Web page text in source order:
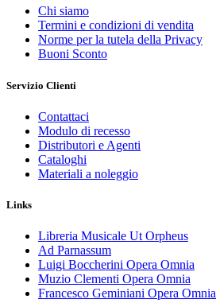
Chi siamo
Termini e condizioni di vendita
Norme per la tutela della Privacy
Buoni Sconto
Servizio Clienti
Contattaci
Modulo di recesso
Distributori e Agenti
Cataloghi
Materiali a noleggio
Links
Libreria Musicale Ut Orpheus
Ad Parnassum
Luigi Boccherini Opera Omnia
Muzio Clementi Opera Omnia
Francesco Geminiani Opera Omnia